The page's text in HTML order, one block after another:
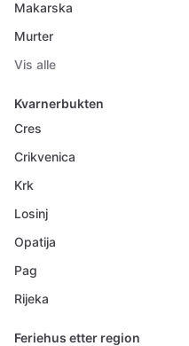
Makarska
Murter
Vis alle
Kvarnerbukten
Cres
Crikvenica
Krk
Losinj
Opatija
Pag
Rijeka
Feriehus etter region